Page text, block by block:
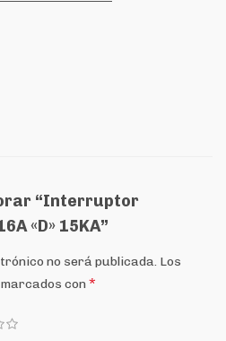
“Interruptor
«D» 15KA”
no será publicada. Los
con *